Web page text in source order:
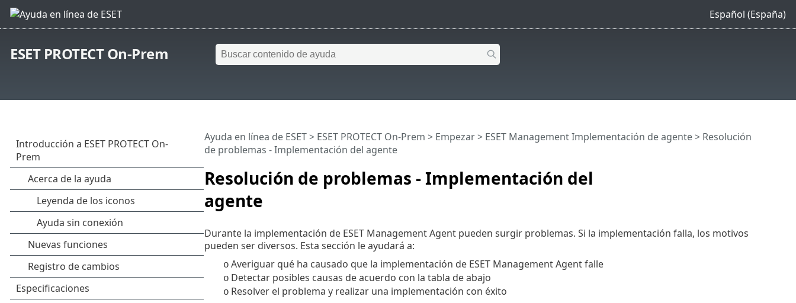
Español (España)
ESET PROTECT On-Prem
Resolución de problemas - Implementación del
agente
Ayuda en línea de ESET> ESET PROTECT On-Prem > Empezar> ESET Management Implementación de agente> Resolución
de problemas - Implementación del agente
Durante la implementación de ESET Management Agent pueden surgir problemas. Si la implementación falla, los motivos
pueden ser diversos. Esta sección le ayudará a:
o Averiguar qué ha causado que la implementación de ESET Management Agent falle
o Detectar posibles causas de acuerdo con la tabla de abajo
o Resolver el problema y realizar una implementación con éxito